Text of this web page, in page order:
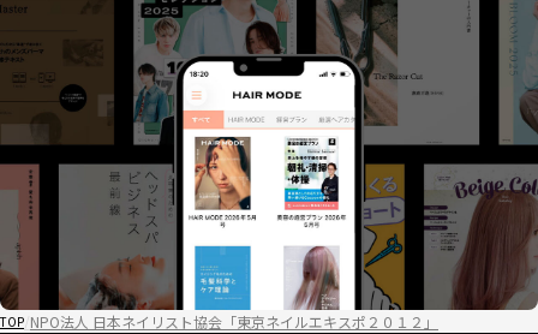
TOP NPO法人 日本ネイリスト協会「東京ネイルエキスポ２０１２」